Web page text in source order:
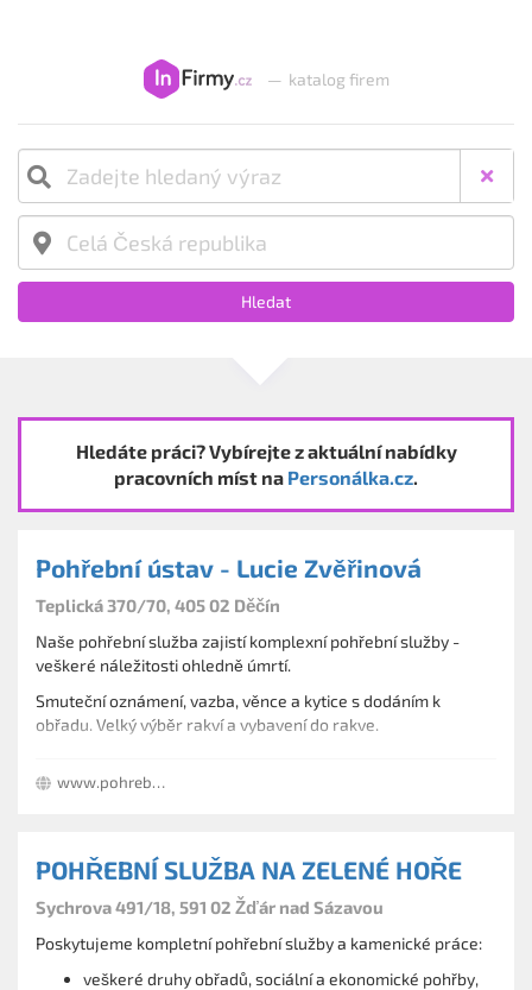
— katalog firem
Hledat
Hledáte práci? Vybírejte z aktuální nabídky
pracovních míst na Personálka.cz.
Pohřební ústav - Lucie Zvěřinová
Teplická 370/70, 405 02 Děčín
Naše pohřební služba zajistí komplexní pohřební služby -
veškeré náležitosti ohledně úmrtí.
Smuteční oznámení, vazba, věnce a kytice s dodáním k
obřadu. Velký výběr rakví a vybavení do rakve.
nonstop.
www.pohrebnizverina.cz
POHŘEBNÍ SLUŽBA NA ZELENÉ HOŘE
Sychrova 491/18, 591 02 Žďár nad Sázavou
Poskytujeme kompletní pohřební služby a kamenické práce:
veškeré druhy obřadů, sociální a ekonomické pohřby,